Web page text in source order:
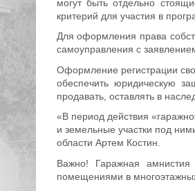
могут быть отдельно
критерий для участия в
Для оформления права
самоуправления с
Оформление регистрации
обеспечить юридическую
продавать, оставлять в
«В период действия
и земельные участки под
области Артем Костин.
Важно! Гаражная
помещениями в